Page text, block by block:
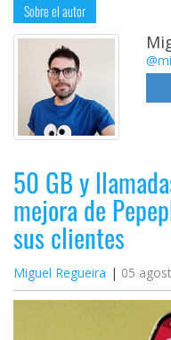
Sobre el autor
50 GB y
mejora de
sus clientes
Miguel Regueira 05